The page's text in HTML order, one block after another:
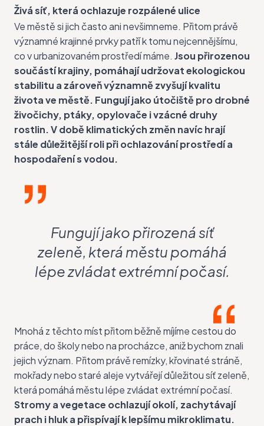
Živá síť, která ochlazuje rozpálené ulice
Ve městě si jich často ani nevšimneme. Přitom právě
významné krajinné prvky patří k tomu nejcennějšímu,
co v urbanizovaném prostředí máme. Jsou přirozenou
součástí krajiny, pomáhají udržovat ekologickou
stabilitu a zároveň významně zvyšují kvalitu
života ve městě. Fungují jako útočiště pro drobné
živočichy, ptáky, opylovače i vzácné druhy
rostlin.V době klimatických změn navíc hrají
stále důležitější roli při ochlazování prostředí a
hospodaření s vodou.
Fungují jako přirozená síť
zeleně, která městu pomáhá
lépe zvládat extrémní počasí.
Mnohá z těchto míst přitom běžně míjíme cestou do
práce, do školy nebo na procházce, aniž bychom znali
jejich význam. Přitom právě remízky, křovinaté stráně,
mokřady nebo staré aleje vytvářejí důležitou síť zeleně,
která pomáhá městu lépe zvládat extrémní počasí.
Stromy a vegetace ochlazují okolí, zachytávají
prach i hluk a přispívají k lepšímu mikroklimatu.